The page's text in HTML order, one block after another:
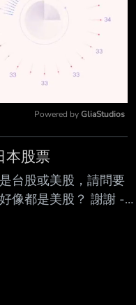
Powered by GliaStudios
本股票
台股或美股，請問要
像都是美股？ 謝謝 ---